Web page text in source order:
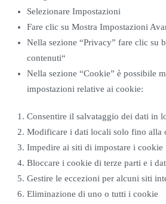
Selezionare Impostazioni
Fare clic su Mostra Impostazioni
Nella sezione “Privacy” fare clic su
contenuti“
Nella sezione “Cookie” è possibile
impostazioni relative ai cookie:
Consentire il salvataggio dei dati in
Modificare i dati locali solo fino alla
Impedire ai siti di impostare i cookie
Bloccare i cookie di terze parti e i
Gestire le eccezioni per alcuni siti
Eliminazione di uno o tutti i cookie